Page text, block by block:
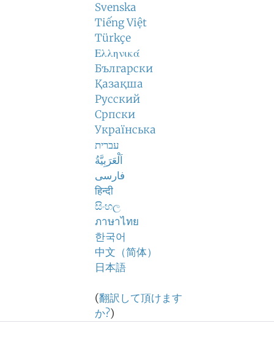
Svenska
Tiếng Việt
Türkçe
Ελληνικά
Български
Қазақша
Русский
Српски
Українська
עברית
اَلْعَرَبِيَّةُ
فارسی
हिन्दी
සිංහල
ภาษาไทย
한국어
中文（简体）
日本語
(翻訳して頂けます
か?)